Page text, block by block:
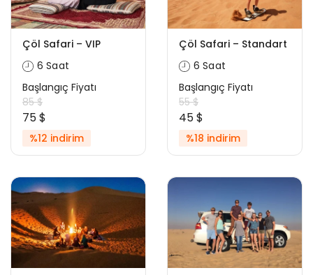
Çöl Safari – VIP
6 Saat
Başlangıç Fiyatı
85 $
75 $
%12 indirim
Çöl Safari – Standart
6 Saat
Başlangıç Fiyatı
55 $
45 $
%18 indirim